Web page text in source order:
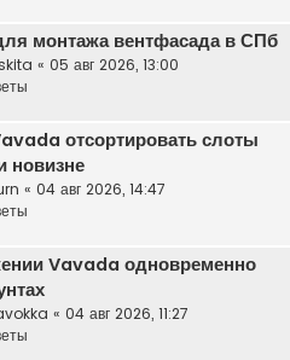
монтажа вентфасада в СПб
« 05 авг 2026, 13:00
отсортировать слоты
новизне
« 04 авг 2026, 14:47
Vavada одновременно
« 04 авг 2026, 11:27